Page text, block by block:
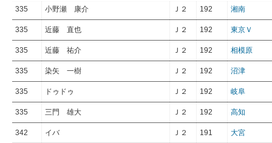
335 小野瀬 康介 Ｊ２ 192 湘南
335 近藤 直也 Ｊ２ 192 東京Ｖ
335 近藤 祐介 Ｊ２ 192 相模原
335 染矢 一樹 Ｊ２ 192 沼津
335 ドゥドゥ Ｊ２ 192 岐阜
335 三門 雄大 Ｊ２ 192 高知
342 イバ Ｊ２ 191 大宮